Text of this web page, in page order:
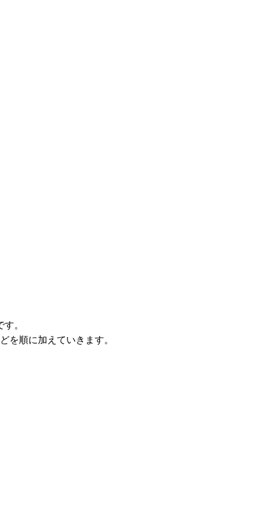
。
を順に加えていきます。